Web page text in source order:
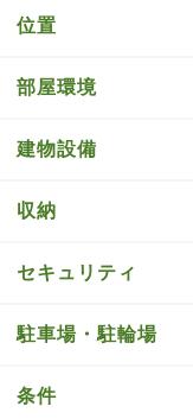
位置
部屋環境
建物設備
収納
セキュリティ
駐車場・駐輪場
条件